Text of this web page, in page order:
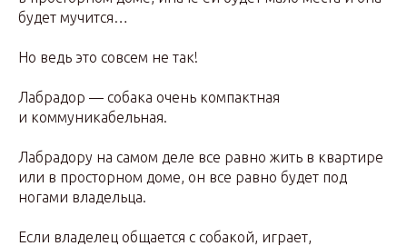
будет мучится…
Но ведь это совсем не так!
Лабрадор — собака очень компактная
и коммуникабельная.
Лабрадору на самом деле все равно жить в квартире
или в просторном доме, он все равно будет под
ногами владельца.
Если владелец общается с собакой, играет,